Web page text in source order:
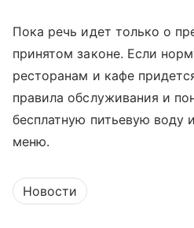
Пока речь идет только о
принятом законе. Если
ресторанам и кафе
правила обслуживания и
бесплатную питьевую воду
меню.
Новости